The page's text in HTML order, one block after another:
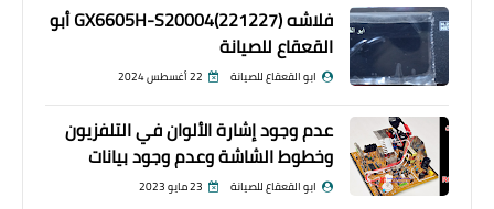
فلاشه GX6605H-S20004(221227) أبو
القعقاع للصيانة
ابو القعقاع للصيانة 22 أغسطس 2024
عدم وجود إشارة الألوان في التلفزيون
وخطوط الشاشة وعدم وجود بيانات
ابو القعقاع للصيانة 23 مايو 2023